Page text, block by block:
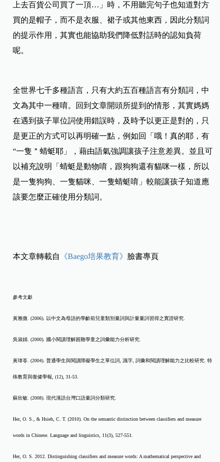
上去百貨公司買了一頂…」時，不用聽完句子也知道對方
買的是帽子，而不是衣服、裙子或其他東西，因此分類詞
的提示作用，其實也能協助我們降低對話時的認知負荷
呢。​
​全世界七千多種語言，只有大約五百種語言有分類詞，中
文為其中一種唷。​回到文章開頭所提到的情形，其實媽媽
在遇到孩子單位詞使用錯誤時，及時予以更正是對的，只
是更正的方式可以再明確一點，例如回「哦！真的耶，有
“一隻＂蜻蜓耶」，藉由語氣強調讓孩子注意差異。並且可
以補充說明「蜻蜓是動物唷，跟狗狗還有貓咪一樣，所以
是一隻狗狗、一隻貓咪、一隻蜻蜓唷」較能讓孩子知道應
該要怎麼正確使用分類詞。
本文章轉載自 《Baego培果教育》 臉書專頁
參考文獻
黃雅微 . (2006). 以中文為母語的學齡前兒童類別量詞與計量量詞習得之實證研究
吳淑娟 . (2000). 國小閱讀理解困難學童之詞彙能力分析研究
黃瑋苓 . (2004).普通學生與閱讀障礙學生之單位詞 ,識字 ,詞彙和閱讀理解能力之比較研究 .特
殊教育與復健學報 , (12), 31-53.​
蘇欣敏 . (2008).現代漢語台灣口語量詞分類研究
Her, O. S., & Hsieh, C. T. (2010). On the semantic distinction between classifiers and measure
words in Chinese. Language and linguistics, 11(3), 527-551.​
Her, O. S. 2012. Distinguishing classifiers and measure words: A mathematical perspective and